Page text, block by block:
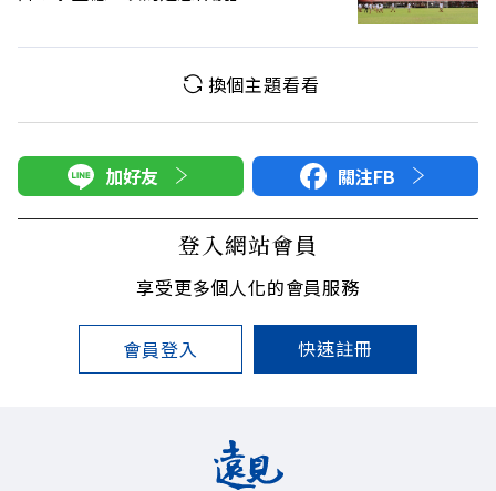
換個主題看看
加好友 關注FB
登入網站會員
享受更多個人化的會員服務
會員登入 快速註冊